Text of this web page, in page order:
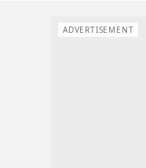
ADVERTISEMENT